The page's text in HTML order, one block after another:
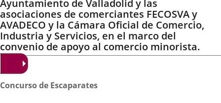
Ayuntamiento de Valladolid y las
asociaciones de comerciantes FECOSVA y
AVADECO y la Cámara Oficial de Comercio,
Industria y Servicios, en el marco del
convenio de apoyo al comercio minorista.
Concurso de Escaparates